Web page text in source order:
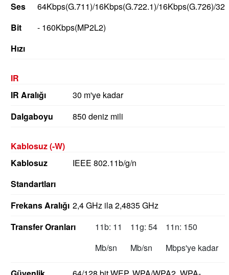
Ses
Bit
Hızı
64Kbps(G.711)/16Kbps(G.722.1)/16Kbps(G.726)/32
- 160Kbps(MP2L2)
IR
IR Aralığı
30 m'ye kadar
Dalgaboyu
850 deniz mili
Kablosuz (-W)
Kablosuz
Standartları
IEEE 802.11b/g/n
Frekans Aralığı 2,4 GHz ila 2,4835 GHz
Transfer Oranları
11b: 11
Mb/sn
11g: 54
Mb/sn
11n: 150
Mbps'ye kadar